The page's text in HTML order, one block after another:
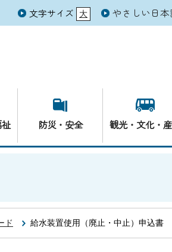
文字サイズ 大
元 やさしい日本
防災・安全 観光・文化・
ド 給水装置使用（廃止・中止）申込書